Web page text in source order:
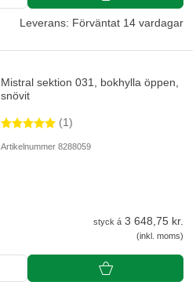
Leverans: Förväntat 14 vardagar
Mistral sektion 031, bokhylla öppen,
snövit
(1)
Artikelnummer 8288059
styck á 3 648,75 kr.
(inkl. moms)